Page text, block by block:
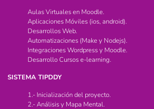
Aulas Virtuales en Moodle.
Aplicaciones Móviles (ios, android).
Desarrollos Web.
Automatizaciones (Make y Nodejs).
Integraciones Wordpress y Moodle.
Desarrollo Cursos e-learning.
SISTEMA TIPDDY
1.- Inicialización del proyecto.
2.- Análisis y Mapa Mental.